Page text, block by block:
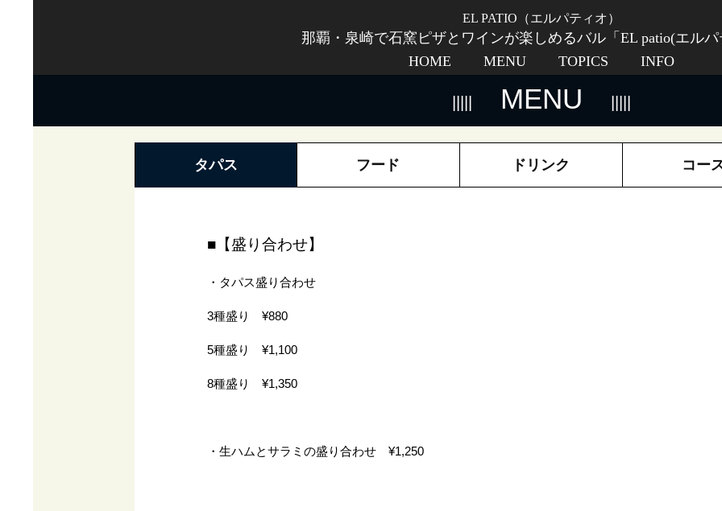
EL PATIO（エルパティオ）
那覇・泉崎で石窯ピザとワインが楽しめるバル「EL patio(エル
HOME
MENU TOPICS INFO
MENU
タパス
■【盛り合わせ】
・タパス盛り合わせ
3種盛り ¥880
5種盛り ¥1,100
8種盛り ¥1,350
・生ハムとサラミの盛り合わせ ¥1,250
フード ドリンク コー